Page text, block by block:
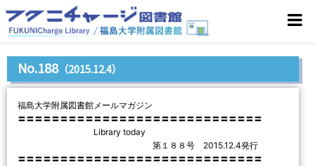
No.188（2015.12.4）
福島大学附属図書館メールマガジン
〓〓〓〓〓〓〓〓〓〓〓〓〓〓〓〓〓〓〓〓〓〓〓〓〓〓〓〓〓
Library today
第１８８号 2015.12.4発行
〓〓〓〓〓〓〓〓〓〓〓〓〓〓〓〓〓〓〓〓〓〓〓〓〓〓〓〓〓